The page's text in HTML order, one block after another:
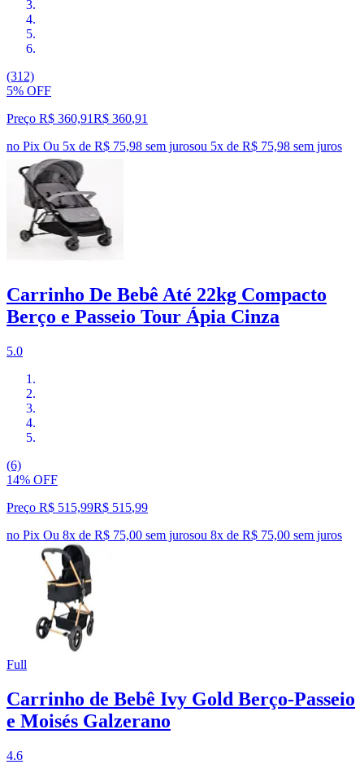
(312)
5% OFF
Preço R$ 360,91R$ 360,91
no Pix Ou 5x de R$ 75,98 sem jurosou 5x de R$ 75,98 sem juros
Carrinho De Bebê Até 22kg Compacto
Berço e Passeio Tour Ápia Cinza
5.0
(6)
14% OFF
Preço R$ 515,99R$ 515,99
no Pix Ou 8x de R$ 75,00 sem jurosou 8x de R$ 75,00 sem juros
Full
Carrinho de Bebê Ivy Gold Berço-Passeio
e Moisés Galzerano
4.6